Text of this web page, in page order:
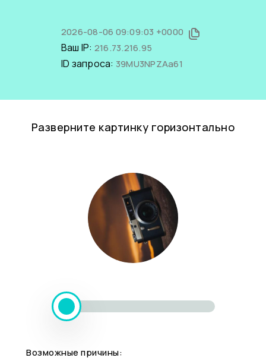
2026-08-06 09:09:03 +0000
Ваш IP: 216.73.216.95
ID запроса: 39MU3NPZAa61
Разверните картинку горизонтально
Возможные причины: